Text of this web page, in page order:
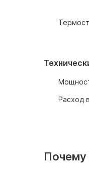
Расход
Почему